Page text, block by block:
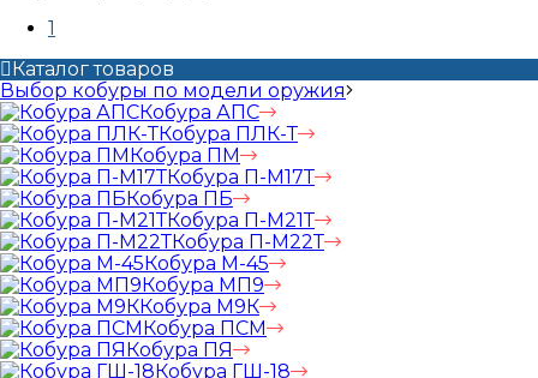
1
Каталог товаров
Выбор кобуры по модели оружия
Кобура АПС
Кобура ПЛК-Т
Кобура ПМ
Кобура П-М17Т
Кобура ПБ
Кобура П-М21Т
Кобура П-М22Т
Кобура М-45
Кобура МП9
Кобура М9К
Кобура ПСМ
Кобура ПЯ
Кобура ГШ-18